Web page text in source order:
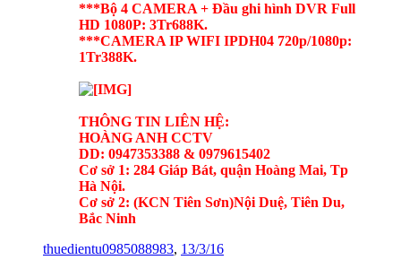
***Bộ 4 CAMERA + Đầu ghi hình DVR Full
HD 1080P: 3Tr688K.
***CAMERA IP WIFI IPDH04 720p/1080p:
1Tr388K.
THÔNG TIN LIÊN HỆ:
HOÀNG ANH CCTV
DD: 0947353388 & 0979615402
Cơ sở 1: 284 Giáp Bát, quận Hoàng Mai, Tp
Hà Nội.
Cơ sở 2: (KCN Tiên Sơn)Nội Duệ, Tiên Du,
Bắc Ninh
thuedientu0985088983, 13/3/16